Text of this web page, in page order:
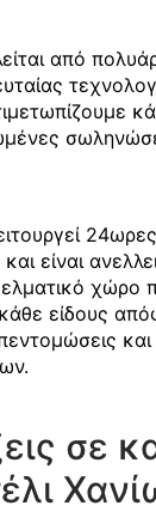
από
είναι
χώρο
είδους
σε